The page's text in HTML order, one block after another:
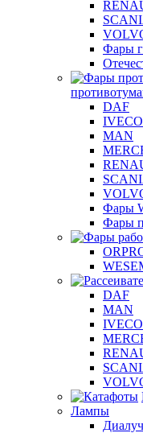
Фары
DAF
IVECO
MAN
Фары
Фары
DAF
MAN
IVECO
Лампы
Диалуч